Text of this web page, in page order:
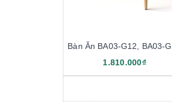
Bàn Ăn BA03-G12, BA03-
1.810.000₫